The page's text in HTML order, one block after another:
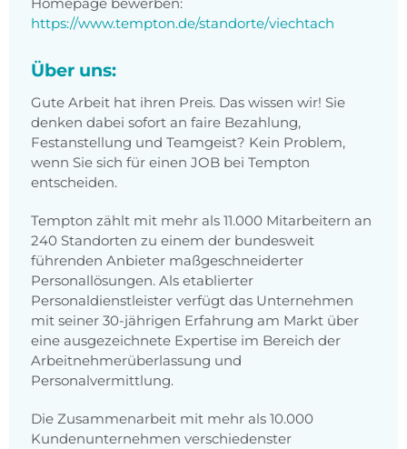
Homepage bewerben:
https://www.tempton.de/standorte/viechtach
Über uns:
Gute Arbeit hat ihren Preis. Das wissen wir! Sie
denken dabei sofort an faire Bezahlung,
Festanstellung und Teamgeist? Kein Problem,
wenn Sie sich für einen JOB bei Tempton
entscheiden.
Tempton zählt mit mehr als 11.000 Mitarbeitern an
240 Standorten zu einem der bundesweit
führenden Anbieter maßgeschneiderter
Personallösungen. Als etablierter
Personaldienstleister verfügt das Unternehmen
mit seiner 30-jährigen Erfahrung am Markt über
eine ausgezeichnete Expertise im Bereich der
Arbeitnehmerüberlassung und
Personalvermittlung.
Die Zusammenarbeit mit mehr als 10.000
Kundenunternehmen verschiedenster